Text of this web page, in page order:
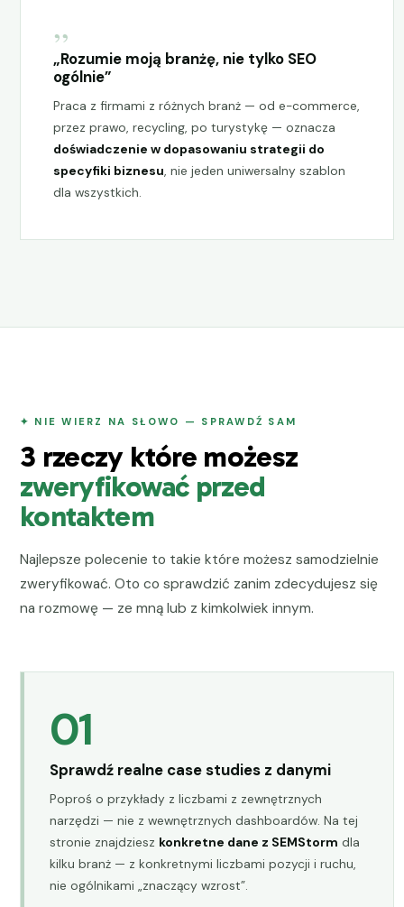
„
„Rozumie moją branżę, nie tylko SEO
ogólnie”
Praca z firmami z różnych branż — od e-commerce,
przez prawo, recycling, po turystykę — oznacza
doświadczenie w dopasowaniu strategii do
specyfiki biznesu, nie jeden uniwersalny szablon
dla wszystkich.
✦ NIE WIERZ NA SŁOWO — SPRAWDŹ SAM
3 rzeczy które możesz
zweryfikować przed
kontaktem
Najlepsze polecenie to takie które możesz samodzielnie
zweryfikować. Oto co sprawdzić zanim zdecydujesz się
na rozmowę — ze mną lub z kimkolwiek innym.
01
Sprawdź realne case studies z danymi
Poproś o przykłady z liczbami z zewnętrznych
narzędzi — nie z wewnętrznych dashboardów. Na tej
stronie znajdziesz konkretne dane z SEMStorm dla
kilku branż — z konkretnymi liczbami pozycji i ruchu,
nie ogólnikami „znaczący wzrost”.